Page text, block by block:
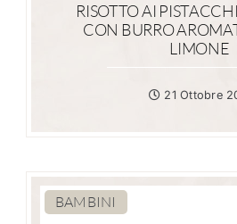
RISOTTO AI
CON BURRO
LIMONE
21 Ottobre
BAMBINI